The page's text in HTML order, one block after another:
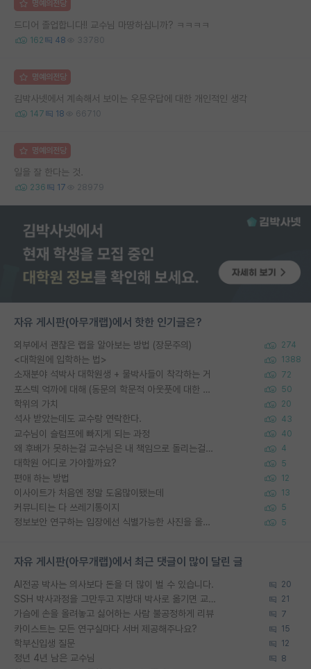
명예의전당
드디어 졸업합니다!! 교수님 마땅하십니까? ㅋㅋㅋㅋ
162 48 33780
명예의전당
김박사넷에서 계속해서 보이는 우문우답에 대한 개인적인 생각
147 18 66710
명예의전당
일을 잘 한다는 것.
236 17 28979
자유 게시판(아무개랩)에서 핫한 인기글은?
외부에서 괜찮은 랩을 알아보는 방법 (장문주의) 274
<대학원에 입학하는 법> 1388
소재분야 석박사 대학원생 + 물박사들이 착각하는 거 72
포스텍 억까에 대해 (동문의 학문적 아웃풋에 대한 반박) 50
학위의 가치 20
석사 받았는데도 교수랑 연락한다. 43
교수님이 슬럼프에 빠지게 되는 과정 40
왜 후배가 못하는걸 교수님은 내 책임으로 돌리는걸까요? 4
대학원 어디로 가야할까요? 5
편애 하는 방법 12
이사이트가 처음엔 정말 도움많이됐는데 13
커뮤니티는 다 쓰레기통이지 5
정보보안 연구하는 입장에선 식별가능한 사진을 올리는건 비추이긴함 5
자유 게시판(아무개랩)에서 최근 댓글이 많이 달린 글
AI전공 박사는 의사보다 돈을 더 많이 벌 수 있습니다. 20
SSH 박사과정을 그만두고 지방대 박사로 옮기면 교수의 꿈은 끝일까요? 21
가슴에 손을 올려놓고 싫어하는 사람 불공정하게 리뷰 7
카이스트는 모든 연구실마다 서버 제공해주나요? 15
학부신입생 질문 12
정년 4년 남은 교수님 8